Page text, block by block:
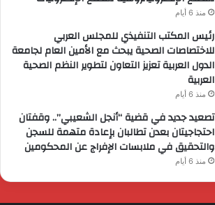
منذ 6 أيام
رئيس المكتب التنفيذي للمجلس العربي
للاختصاصات الصحية يبحث مع الأمين العام لجامعة
الدول العربية تعزيز التعاون لتطوير النظم الصحية
العربية
منذ 6 أيام
تصعيد جديد في قضية “أنجل الشعيبي”.. وقفتان
احتجاجيتان بعدن تطالبان بإعادة متهمة للسجن
والتحقيق في ملابسات الإفراج عن المحكومين
منذ 6 أيام